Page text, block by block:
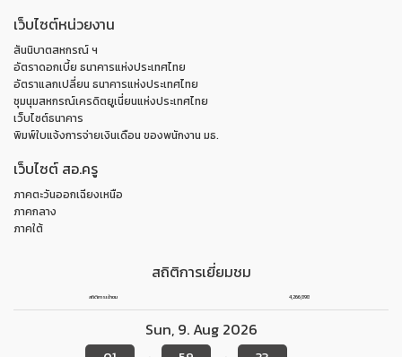
เว็บไซต์หน่วยงาน
สันนิบาตสหกรณ์ ฯ
อัตราดอกเบี้ย ธนาคารแห่งประเทศไทย
อัตราแลกเปลี่ยน ธนาคารแห่งประเทศไทย
ชุมนุมสหกรณ์เครดิตยูเนี่ยนแห่งประเทศไทย
เว็บไซต์ธนาคาร
พิมพ์ใบแจ้งการจ่ายเงินเดือน ของพนักงาน มธ.
เว็บไซต์ สอ.ครู
ภาคตะวันออกเฉียงเหนือ
ภาคกลาง
ภาคใต้
สถิติการเยี่ยมชม
สถิติการเข้าชม 4,266,898
Sun, 9. Aug 2026